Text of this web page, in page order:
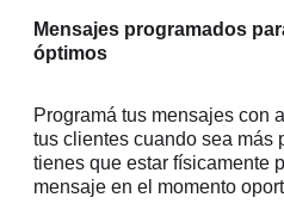
Mensajes programados
óptimos
Programá tus mensajes con
tus clientes cuando sea más
tienes que estar físicamente
mensaje en el momento